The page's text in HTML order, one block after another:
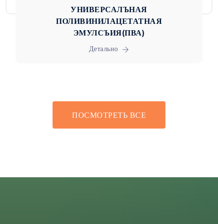
УНИВЕРСАЛЪНАЯ
ПОЛИВИНИЛАЦЕТАТНАЯ
ЭМУЛСЪИЯ(ПВА)
Детально
ПОСМОТРЕТЬ ВСЕ